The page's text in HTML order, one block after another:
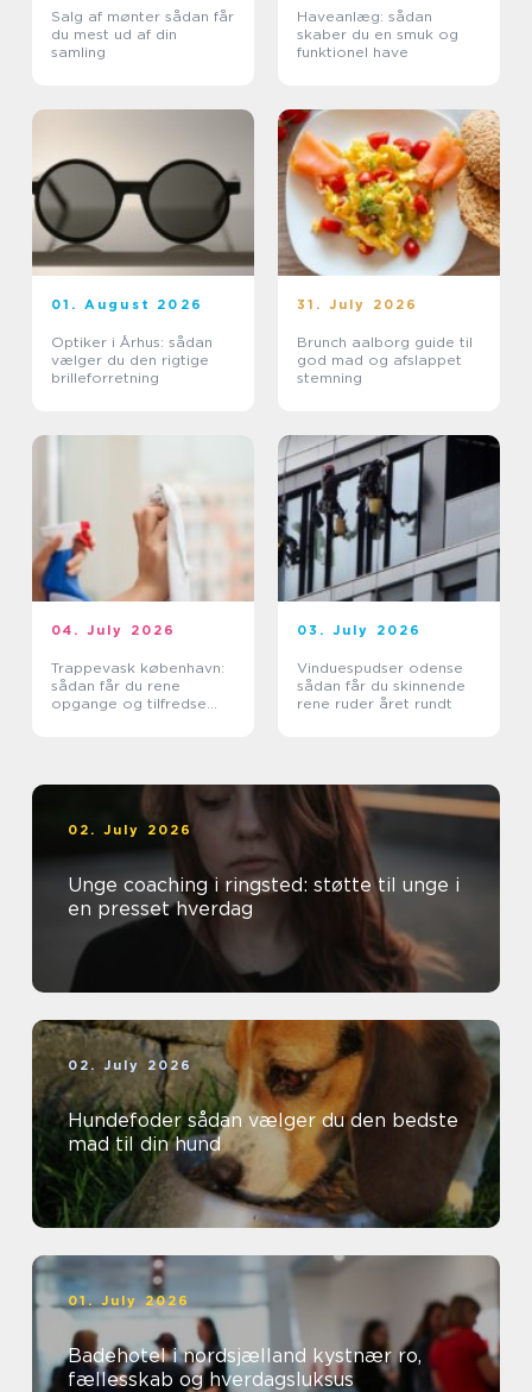
Salg af mønter sådan får
du mest ud af din
samling
Haveanlæg: sådan
skaber du en smuk og
funktionel have
01. August 2026
Optiker i Århus: sådan
vælger du den rigtige
brilleforretning
31. July 2026
Brunch aalborg guide til
god mad og afslappet
stemning
04. July 2026
Trappevask københavn:
sådan får du rene
opgange og tilfredse
03. July 2026
Vinduespudser odense
sådan får du skinnende
rene ruder året rundt
02. July 2026
Unge coaching i ringsted: støtte til unge i
en presset hverdag
02. July 2026
Hundefoder sådan vælger du den bedste
mad til din hund
01. July 2026
Badehotel i nordsjælland kystnær ro,
fællesskab og hverdagsluksus